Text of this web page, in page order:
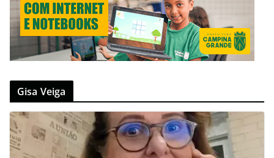
Gisa Veiga